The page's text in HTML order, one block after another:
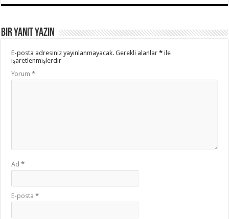
Bir yanıt yazın
E-posta adresiniz yayınlanmayacak. Gerekli alanlar* ile
işaretlenmişlerdir
Yorum*
Ad*
E-posta*